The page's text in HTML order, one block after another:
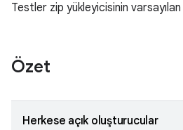
Testler zip yükleyicisinin varsayılan
Özet
Herkese açık oluşturucular